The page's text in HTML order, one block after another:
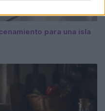
para una isla